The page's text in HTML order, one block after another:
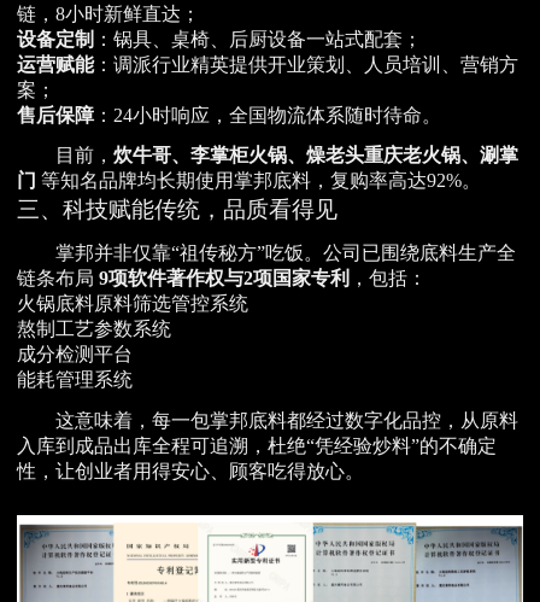
链，8小时新鲜直达；
设备定制 ：锅具、桌椅、后厨设备一站式配套；
运营赋能：调派行业精英提供开业策划、人员培训、营销方
案；
售后保障：24小时响应，全国物流体系随时待命。
目前， 炊牛哥、李掌柜火锅、燥老头重庆老火锅、涮掌
门 等知名品牌均长期使用掌邦底料，复购率高达92%。
三、科技赋能传统，品质看得见
掌邦并非仅靠“祖传秘方”吃饭。公司已围绕底料生产全
链条布局 9项软件著作权与2项国家专利 ，包括：
火锅底料原料筛选管控系统
熬制工艺参数系统
成分检测平台
能耗管理系统
这意味着，每一包掌邦底料都经过数字化品控，从原料
入库到成品出库全程可追溯，杜绝“凭经验炒料”的不确定
性，让创业者用得安心、顾客吃得放心。